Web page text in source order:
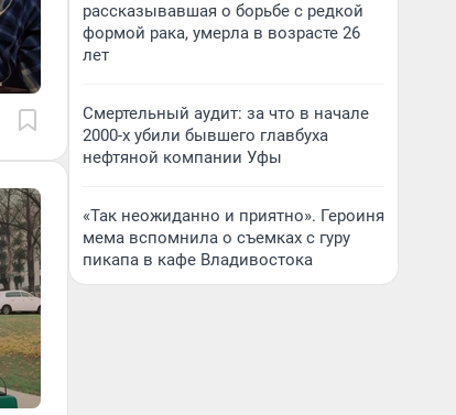
рассказывавшая о борьбе с редкой
формой рака, умерла в возрасте 26
лет
Смертельный аудит: за что в начале
2000-х убили бывшего главбуха
нефтяной компании Уфы
«Так неожиданно и приятно». Героиня
мема вспомнила о съемках с гуру
пикапа в кафе Владивостока